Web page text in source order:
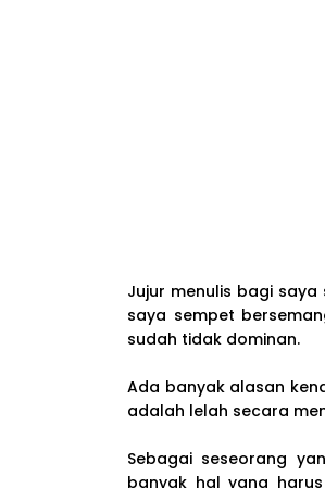
Jujur menulis bagi
saya sempet
sudah tidak dominan.
Ada banyak alasan
adalah lelah secara
Sebagai seseorang
banyak hal yang